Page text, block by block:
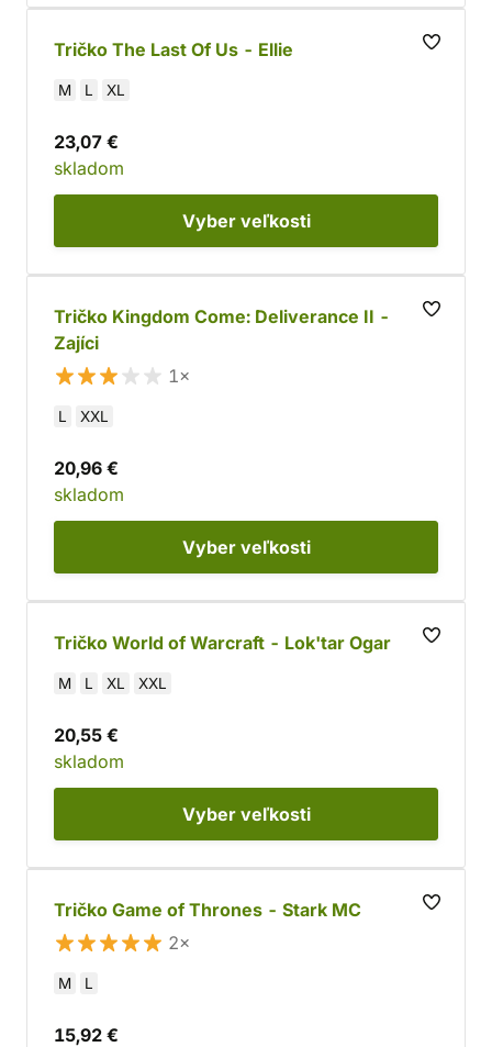
Tričko The Last Of Us - Ellie
M L XL
23,07 €
skladom
Vyber veľkosti
Tričko Kingdom Come: Deliverance II -
Zajíci
1×
L XXL
20,96 €
skladom
Vyber veľkosti
Tričko World of Warcraft - Lok'tar Ogar
M L XL XXL
20,55 €
skladom
Vyber veľkosti
Tričko Game of Thrones - Stark MC
2×
M L
15,92 €